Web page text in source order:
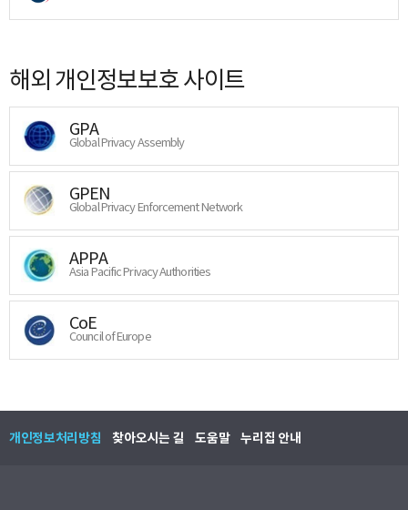
해외 개인정보보호 사이트
GPA
Global Privacy Assembly
GPEN
Global Privacy Enforcement Network
APPA
Asia Pacific Privacy Authorities
CoE
Council of Europe
개인정보처리방침 찾아오시는 길 도움말 누리집 안내